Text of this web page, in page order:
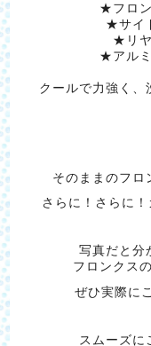
★フロ
★サイ
★リヤ
★アルミ
クールで力強く、
そのままのフロ
さらに！さらに
写真だと分
フロンクス
ぜひ実際に
スムーズに